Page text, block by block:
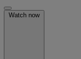
Watch now